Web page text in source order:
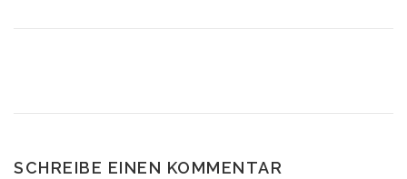
SCHREIBE EINEN KOMMENTAR